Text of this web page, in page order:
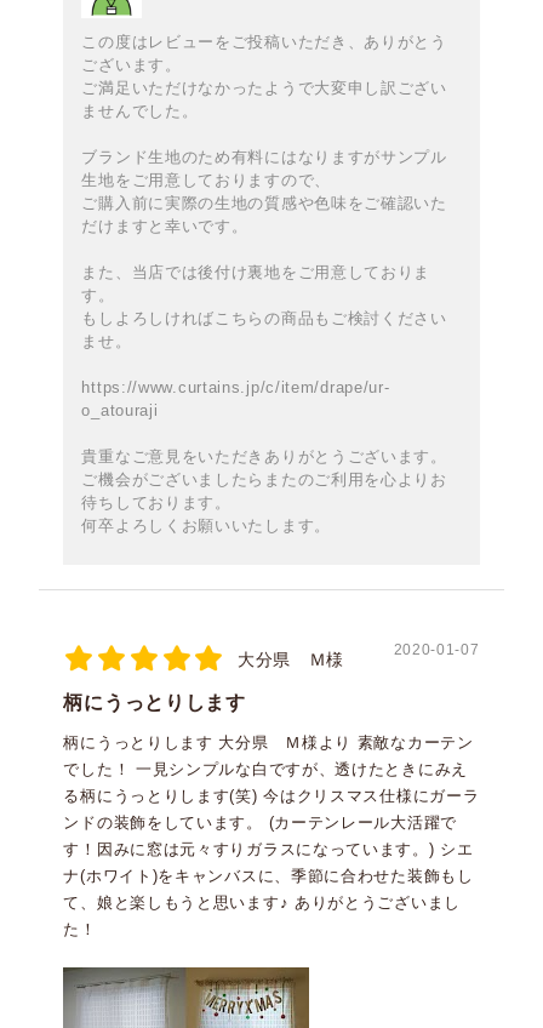
この度はレビューをご投稿いただき、ありがとう
ございます。
ご満足いただけなかったようで大変申し訳ござい
ませんでした。
ブランド生地のため有料にはなりますがサンプル
生地をご用意しておりますので、
ご購入前に実際の生地の質感や色味をご確認いた
だけますと幸いです。
また、当店では後付け裏地をご用意しておりま
す。
もしよろしければこちらの商品もご検討ください
ませ。
https://www.curtains.jp/c/item/drape/ur-
o_atouraji
貴重なご意見をいただきありがとうございます。
ご機会がございましたらまたのご利用を心よりお
待ちしております。
何卒よろしくお願いいたします。
大分県 Ｍ様 2020-01-07
柄にうっとりします
柄にうっとりします 大分県 Ｍ様より 素敵なカーテン
でした！ 一見シンプルな白ですが、透けたときにみえ
る柄にうっとりします(笑) 今はクリスマス仕様にガーラ
ンドの装飾をしています。 (カーテンレール大活躍で
す！因みに窓は元々すりガラスになっています。) シエ
ナ(ホワイト)をキャンバスに、季節に合わせた装飾もし
て、娘と楽しもうと思います♪ ありがとうございまし
た！